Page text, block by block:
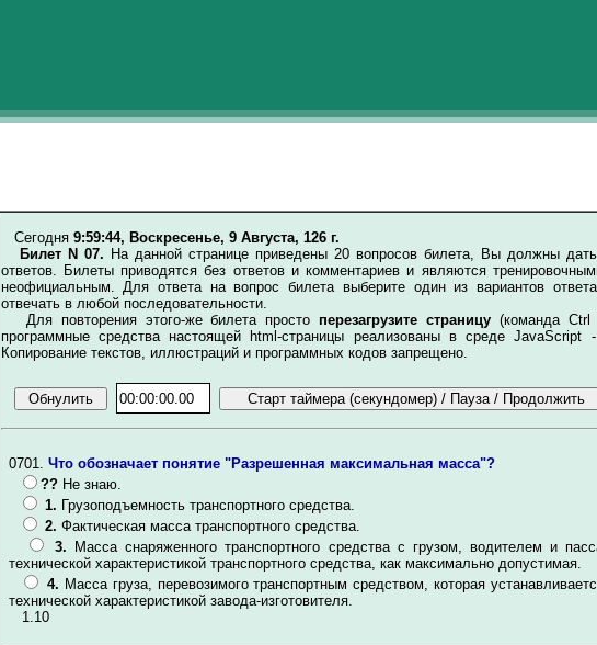
Сегодня 9:59:44, Воскресенье, 9 Августа, 126 г.
Билет N 07. На данной странице приведены 20 вопросов билета, Вы должны
ответов. Билеты приводятся без ответов и комментариев и являются
неофициальным. Для ответа на вопрос билета выберите один из вариантов
отвечать в любой последовательности.
Для повторения этого-же билета просто перезагрузите страницу (команда
программные средства настоящей html-страницы реализованы в среде JavaScript
Копирование текстов, иллюстраций и программных кодов запрещено.
0701. Что обозначает понятие "Разрешенная максимальная масса"?
?? Не знаю.
1. Грузоподъемность транспортного средства.
2. Фактическая масса транспортного средства.
3.
Масса снаряженного транспортного средства с грузом, водителем и
технической характеристикой транспортного средства, как максимально допустимая.
4. Масса груза, перевозимого транспортным средством, которая
технической характеристикой завода-изготовителя.
1.10